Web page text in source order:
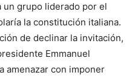
un grupo liderado por el
la constitución italiana.
de declinar la invitación,
Emmanuel
amenazar con imponer